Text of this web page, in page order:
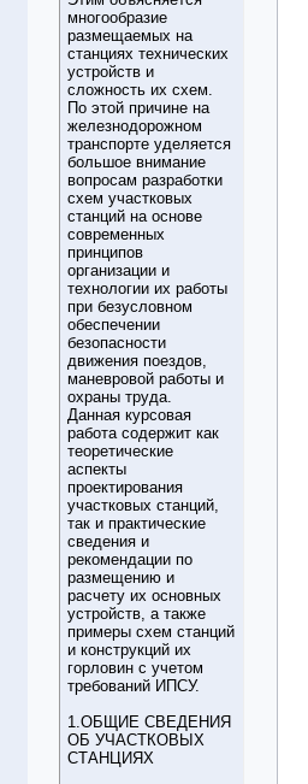
многообразие
размещаемых на
станциях технических
устройств и
сложность их схем.
По этой причине на
железнодорожном
транспорте уделяется
большое внимание
вопросам разработки
схем участковых
станций на основе
современных
принципов
организации и
технологии их работы
при безусловном
обеспечении
безопасности
движения поездов,
маневровой работы и
охраны труда.
Данная курсовая
работа содержит как
теоретические
аспекты
проектирования
участковых станций,
так и практические
сведения и
рекомендации по
размещению и
расчету их основных
устройств, а также
примеры схем станций
и конструкций их
горловин с учетом
требований ИПСУ.
1.ОБЩИЕ СВЕДЕНИЯ
ОБ УЧАСТКОВЫХ
СТАНЦИЯХ